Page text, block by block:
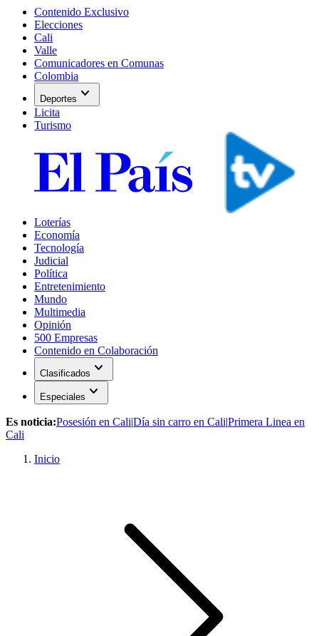
Contenido Exclusivo
Elecciones
Cali
Valle
Comunicadores en Comunas
Colombia
Deportes expand_more
Licita
Turismo
Loterías
Economía
Tecnología
Judicial
Política
Entretenimiento
Mundo
Multimedia
Opinión
500 Empresas
Contenido en Colaboración
Clasificados expand_more
Especiales expand_more
Es noticia:Posesión en Cali|Día sin carro en Cali|Primera Linea en
Cali
Inicio